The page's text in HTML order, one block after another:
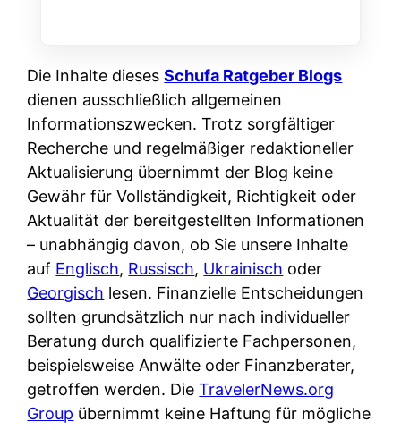
h
i
e
r
e
n
r
u
s
s
i
s
c
h
e
B
W
t
i
r
k
c
k
n
d
e
r
S
c
h
u
t
z
d
e
r
F
i
Die Inhalte diesesSchufa Ratgeber Blogs
dienen ausschließlich allgemeinen
Informationszwecken. Trotz sorgfältiger
Recherche und regelmäßiger redaktioneller
Aktualisierung übernimmt der Blog keine
Gewähr für Vollständigkeit, Richtigkeit oder
Aktualität der bereitgestellten Informationen
– unabhängig davon, ob Sie unsere Inhalte
auf Englisch, Russisch, Ukrainisch oder
Georgisch lesen. Finanzielle Entscheidungen
sollten grundsätzlich nur nach individueller
Beratung durch qualifizierte Fachpersonen,
beispielsweise Anwälte oder Finanzberater,
getroffen werden. DieTravelerNews.org
Group übernimmt keine Haftung für mögliche